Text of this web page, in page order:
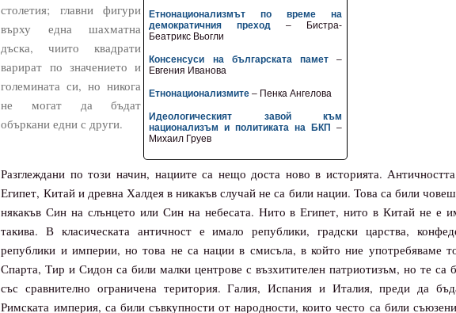
Етнонационализмът по време на
демократичния преход – Бистра-
Беатрикс Вьогли
Консенсуси на българската памет –
Евгения Иванова
Етнонационализмите – Пенка Ангелова
Идеологическият завой към
национализъм и политиката на БКП
–
Михаил Груев
столетия; главни фигури
върху една шахматна
дъска, чиито квадрати
варират по значението и
големината си, но никога
не могат да бъдат
объркани едни с други.
Разглеждани по този начин, нациите са нещо доста ново в историята.
Египет, Китай и древна Халдея в никакъв случай не са били нации. Това са били
някакъв Син на слънцето или Син на небесата. Нито в Египет, нито в Китай не е
такива. В класическата античност е имало републики, градски царства,
републики и империи, но това не са нации в смисъла, в който ние употребяваме
Спарта, Тир и Сидон са били малки центрове с възхитителен патриотизъм, но те са
със сравнително ограничена територия. Галия, Испания и Италия, преди да
Римската империя, са били съвкупности от народности, които често са били